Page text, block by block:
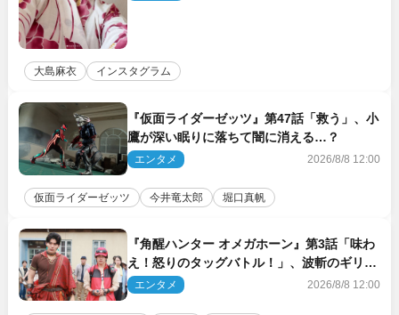
大島麻衣 インスタグラム
『仮面ライダーゼッツ』第47話「救う」、小
鷹が深い眠りに落ちて闇に消える…？
エンタメ 2026/8/8 12:00
仮面ライダーゼッツ 今井竜太郎 堀口真帆
『角醒ハンター オメガホーン』第3話「味わ
え！怒りのタッグバトル！」、波斬のギリコ
がハンターバトルを挑んできた！
エンタメ 2026/8/8 12:00